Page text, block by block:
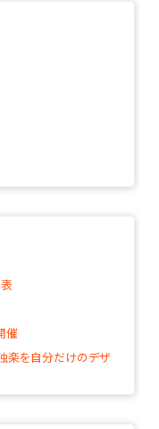
催
楽を自分だけのデザ